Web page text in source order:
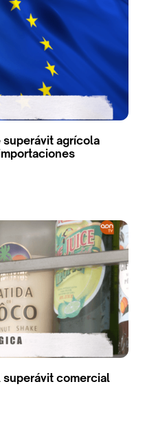
superávit agrícola
superávit comercial